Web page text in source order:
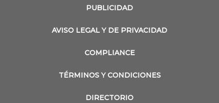
PUBLICIDAD
AVISO LEGAL Y DE PRIVACIDAD
COMPLIANCE
TÉRMINOS Y CONDICIONES
DIRECTORIO